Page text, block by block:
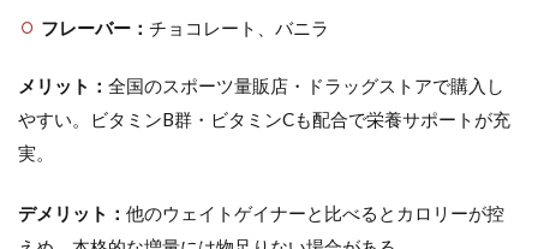
フレーバー： チョコレート、バニラ
メリット： 全国のスポーツ量販店・ドラッグストアで購入し
やすい。ビタミンB群・ビタミンCも配合で栄養サポートが充
実。
デメリット： 他のウェイトゲイナーと比べるとカロリーが控